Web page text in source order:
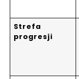
Strefa
progresji